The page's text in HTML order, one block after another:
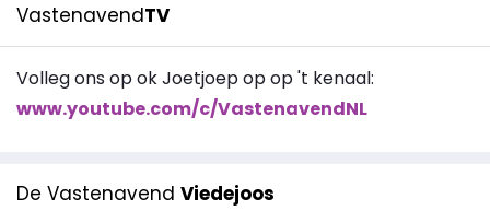
VastenavendTV
Volleg ons op ok Joetjoep op op 't kenaal:
www.youtube.com/c/VastenavendNL
De Vastenavend Viedejoos